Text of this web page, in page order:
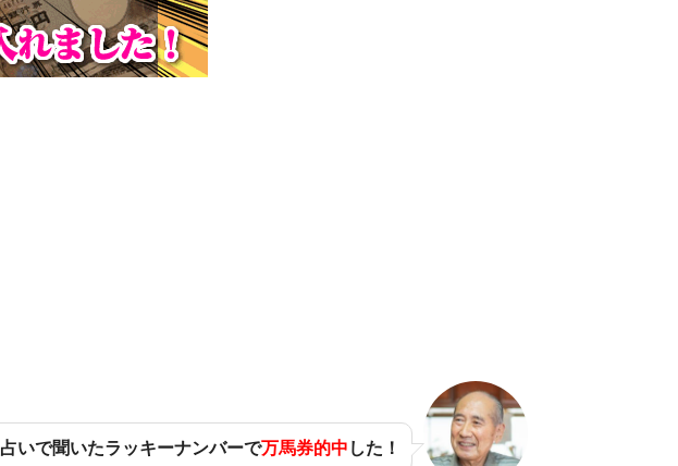
占いで聞いたラッキーナンバーで万馬券的中 した！